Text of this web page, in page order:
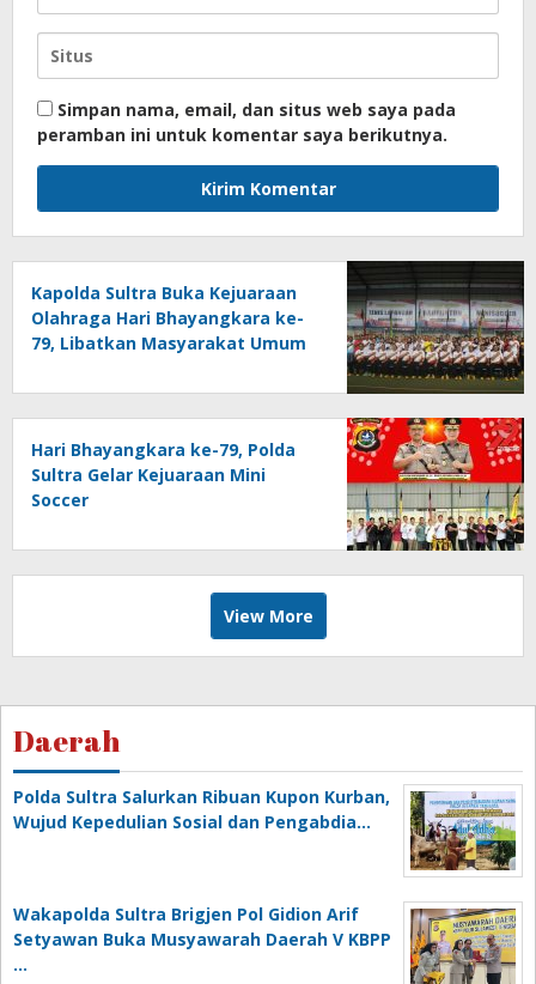
Simpan nama, email, dan situs web saya pada
peramban ini untuk komentar saya berikutnya.
Kapolda Sultra Buka Kejuaraan
Olahraga Hari Bhayangkara ke-
79, Libatkan Masyarakat Umum
Hari Bhayangkara ke-79, Polda
Sultra Gelar Kejuaraan Mini
Soccer
View More
Daerah
Polda Sultra Salurkan Ribuan Kupon Kurban,
Wujud Kepedulian Sosial dan Pengabdia…
Wakapolda Sultra Brigjen Pol Gidion Arif
Setyawan Buka Musyawarah Daerah V KBPP
…